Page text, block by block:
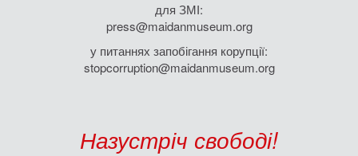
для ЗМІ:
press@maidanmuseum.org
у питаннях запобігання корупції:
stopcorruption@maidanmuseum.org
Назустріч свободі!